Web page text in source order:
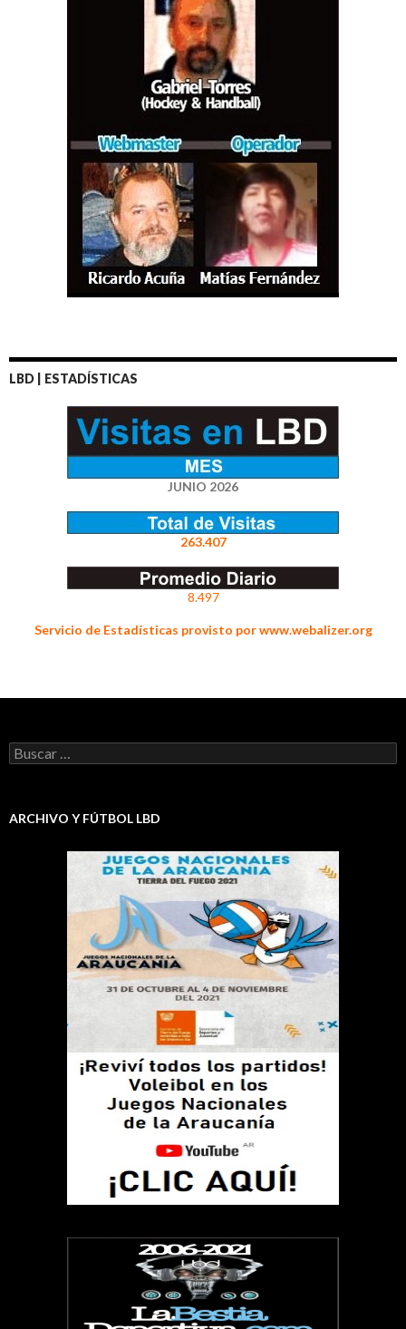
LBD | ESTADÍSTICAS
JUNIO 2026
263.407
8.497
Servicio de Estadísticas provisto por www.webalizer.org
Buscar:
ARCHIVO Y FÚTBOL LBD